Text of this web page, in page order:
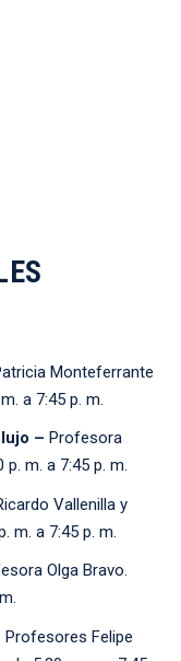
Monteferrante
a 7:45 p. m.
– Profesora
p. m. a 7:45 p. m.
Vallenilla y
m. a 7:45 p. m.
Olga Bravo.
Profesores Felipe